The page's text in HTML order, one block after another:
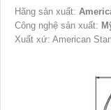
Hãng sản xuất:
Công nghệ sản xuất:
Xuất xứ: American